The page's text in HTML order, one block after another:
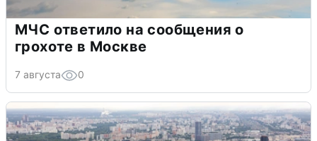
МЧС ответило на сообщения о
грохоте в Москве
7 августа 0